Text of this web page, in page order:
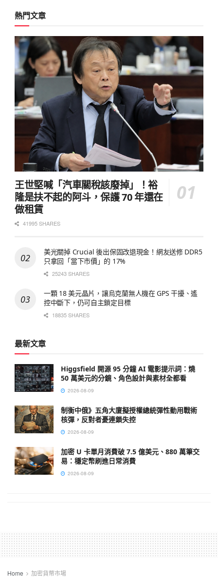
熱門文章
王世堅喊「汽車關稅該廢掉」！裕
隆是扶不起的阿斗，保護 70 年還在
做租賃
41995 SHARES
美光關掉 Crucial 後出保固改退現金！網友送修 DDR5
只拿回「當下市價」的 17%
25243 SHARES
一顆 18 美元晶片，讓烏克蘭無人機在 GPS 干擾、遙
控中斷下，仍可自主鎖定目標
18835 SHARES
最新文章
Higgsfield 開源 95 分鐘 AI 電影提示詞：燒
50 萬美元的分鏡、角色設計與素材全都看
2026-08-09
制衡中俄》五角大廈擬授權總統彈性動用戰術
核彈，反對者憂連鎖失控
2026-08-09
加密 U 卡單月消費破 7.5 億美元、880 萬筆交
易：穩定幣刷進日常消費
2026-08-09
Home 加密貨幣市場